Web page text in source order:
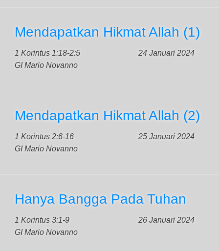
Mendapatkan Hikmat Allah (1)
1 Korintus 1:18-2:5
24 Januari 2024
GI Mario Novanno
Mendapatkan Hikmat Allah (2)
1 Korintus 2:6-16
25 Januari 2024
GI Mario Novanno
Hanya Bangga Pada Tuhan
1 Korintus 3:1-9
26 Januari 2024
GI Mario Novanno